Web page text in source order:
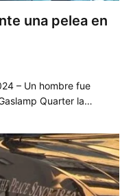
una pelea en
– Un hombre fue
Quarter la…